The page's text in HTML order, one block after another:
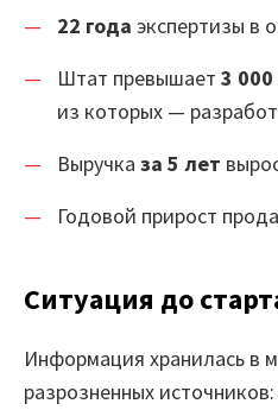
Библиотеки
Обучение
Кубок Loginom
Клиенты
22 года экспертизы в
Штат превышает 3
из которых —
Выручка за 5 лет
Годовой прирост
Ситуация до
Информация хранилась в
разрозненных